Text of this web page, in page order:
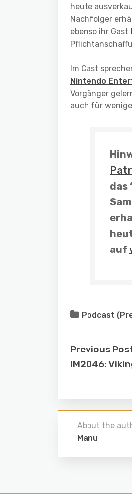
heute
Nachfolger
ebenso ihr Gast
Im Cast
Nintendo
Vorgänger
auch für
das
auf
Podcast
Previous
IM2046:
About the
Manu